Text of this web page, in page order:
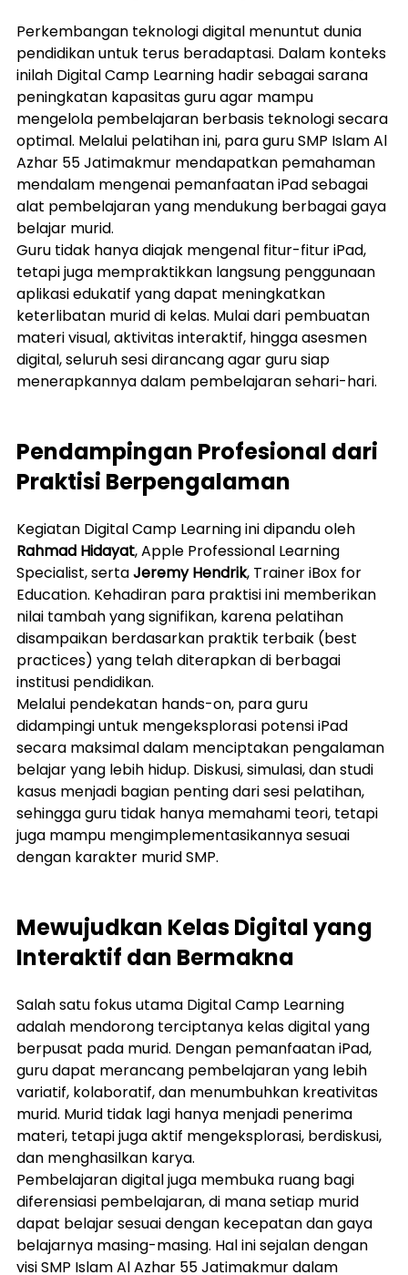
Perkembangan teknologi digital menuntut dunia
pendidikan untuk terus beradaptasi. Dalam konteks
inilah Digital Camp Learning hadir sebagai sarana
peningkatan kapasitas guru agar mampu
mengelola pembelajaran berbasis teknologi secara
optimal. Melalui pelatihan ini, para guru SMP Islam Al
Azhar 55 Jatimakmur mendapatkan pemahaman
mendalam mengenai pemanfaatan iPad sebagai
alat pembelajaran yang mendukung berbagai gaya
belajar murid.
Guru tidak hanya diajak mengenal fitur-fitur iPad,
tetapi juga mempraktikkan langsung penggunaan
aplikasi edukatif yang dapat meningkatkan
keterlibatan murid di kelas. Mulai dari pembuatan
materi visual, aktivitas interaktif, hingga asesmen
digital, seluruh sesi dirancang agar guru siap
menerapkannya dalam pembelajaran sehari-hari.
Pendampingan Profesional dari
Praktisi Berpengalaman
Kegiatan Digital Camp Learning ini dipandu oleh
Rahmad Hidayat, Apple Professional Learning
Specialist, serta Jeremy Hendrik, Trainer iBox for
Education. Kehadiran para praktisi ini memberikan
nilai tambah yang signifikan, karena pelatihan
disampaikan berdasarkan praktik terbaik (best
practices) yang telah diterapkan di berbagai
institusi pendidikan.
Melalui pendekatan hands-on, para guru
didampingi untuk mengeksplorasi potensi iPad
secara maksimal dalam menciptakan pengalaman
belajar yang lebih hidup. Diskusi, simulasi, dan studi
kasus menjadi bagian penting dari sesi pelatihan,
sehingga guru tidak hanya memahami teori, tetapi
juga mampu mengimplementasikannya sesuai
dengan karakter murid SMP.
Mewujudkan Kelas Digital yang
Interaktif dan Bermakna
Salah satu fokus utama Digital Camp Learning
adalah mendorong terciptanya kelas digital yang
berpusat pada murid. Dengan pemanfaatan iPad,
guru dapat merancang pembelajaran yang lebih
variatif, kolaboratif, dan menumbuhkan kreativitas
murid. Murid tidak lagi hanya menjadi penerima
materi, tetapi juga aktif mengeksplorasi, berdiskusi,
dan menghasilkan karya.
Pembelajaran digital juga membuka ruang bagi
diferensiasi pembelajaran, di mana setiap murid
dapat belajar sesuai dengan kecepatan dan gaya
belajarnya masing-masing. Hal ini sejalan dengan
visi SMP Islam Al Azhar 55 Jatimakmur dalam